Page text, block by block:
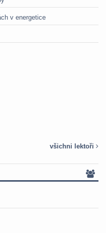
v energetice
všichni lektoři